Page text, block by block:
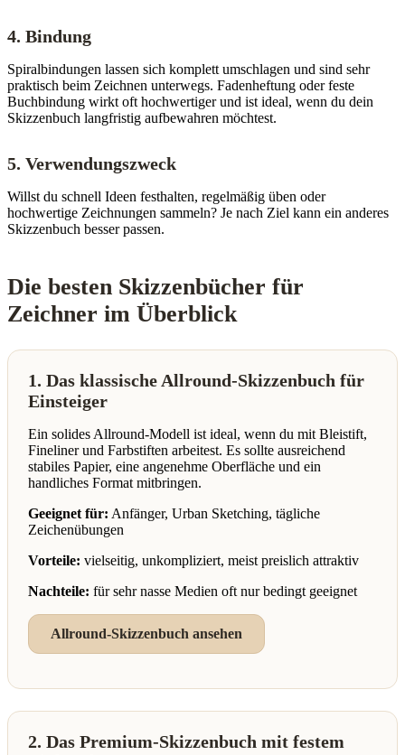
4. Bindung
Spiralbindungen lassen sich komplett umschlagen und sind sehr
praktisch beim Zeichnen unterwegs. Fadenheftung oder feste
Buchbindung wirkt oft hochwertiger und ist ideal, wenn du dein
Skizzenbuch langfristig aufbewahren möchtest.
5. Verwendungszweck
Willst du schnell Ideen festhalten, regelmäßig üben oder
hochwertige Zeichnungen sammeln? Je nach Ziel kann ein anderes
Skizzenbuch besser passen.
Die besten Skizzenbücher für
Zeichner im Überblick
1. Das klassische Allround-Skizzenbuch für
Einsteiger
Ein solides Allround-Modell ist ideal, wenn du mit Bleistift,
Fineliner und Farbstiften arbeitest. Es sollte ausreichend
stabiles Papier, eine angenehme Oberfläche und ein
handliches Format mitbringen.
Geeignet für: Anfänger, Urban Sketching, tägliche
Zeichenübungen
Vorteile: vielseitig, unkompliziert, meist preislich attraktiv
Nachteile: für sehr nasse Medien oft nur bedingt geeignet
Allround-Skizzenbuch ansehen
2. Das Premium-Skizzenbuch mit festem